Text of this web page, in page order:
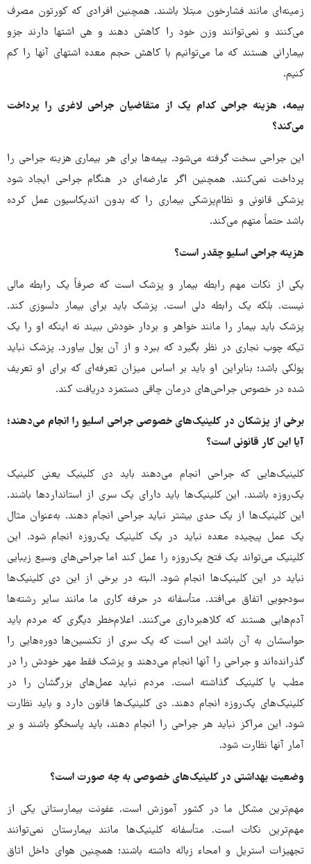
زمینه‌ای مانند فشارخون مبتلا باشند. همچنین افرادی که کورتون مصرف
می‌کنند و نمی‌توانند وزن خود را کاهش دهند و هی اشتها دارند جزو
بیمارانی هستند که ما می‌توانیم با کاهش حجم معده اشتهای آنها را کم
کنیم.
بیمه، هزینه جراحی کدام یک از متقاضیان جراحی لاغری را پرداخت
می‌کند؟
این جراحی سخت گرفته می‌شود. بیمه‌ها برای هر بیماری هزینه جراحی را
پرداخت نمی‌کنند. همچنین اگر عارضه‌ای در هنگام جراحی ایجاد شود
پزشکی قانونی و نظام‌پزشکی بیماری را که بدون اندیکاسیون عمل کرده
باشد حتماً متهم می‌کند.
هزینه جراحی اسلیو چقدر است؟
یکی از نکات مهم رابطه بیمار و پزشک است که صرفاً یک رابطه مالی
نیست. بلکه یک رابطه دلی است. پزشک باید برای بیمار دلسوزی کند.
پزشک باید بیمار را مانند خواهر و بردار خودش ببیند نه اینکه او را یک
تیکه چوب نجاری در نظر بگیرد که ببرد و از آن پول بیاورد. پزشک نباید
پولکی باشد؛ بنابراین او باید بر اساس میزان تعرفه‌ای که برای او تعریف
شده در خصوص جراحی‌های درمان چاقی دستمزد دریافت کند.
برخی از پزشکان در کلینیک‌های خصوصی جراحی اسلیو را انجام می‌دهند؛
آیا این کار قانونی است؟
کلینیک‌هایی که جراحی انجام می‌دهند باید دی کلینیک یعنی کلینیک
یک‌روزه باشند. این کلینیک‌ها باید دارای یک سری از استانداردها باشند.
این کلینیک‌ها از یک حدی بیشتر نباید جراحی انجام دهند. به‌عنوان مثال
یک عمل پیچیده معده نباید در یک کلینیک یک‌روزه انجام شود. این
کلینیک می‌تواند یک فتح یک‌روزه را عمل کند اما جراحی‌های وسیع زیبایی
نباید در این کلینیک‌ها انجام شود. البته در برخی از این دی کلینیک‌ها
سودجویی اتفاق می‌افتد. متأسفانه در حرفه کاری ما مانند سایر رشته‌ها
آدم‌هایی هستند که کلاهبرداری می‌کنند. اعلام‌خطر دیگری که مردم باید
حواسشان به آن باشد این است که یک سری از تکنسین‌ها دوره‌هایی را
گذرانده‌اند و جراحی را آنها انجام می‌دهند و پزشک فقط مهر خودش را در
مطب یا کلینیک گذاشته است. مردم نباید عمل‌های بزرگشان را در
کلینیک‌های یک‌روزه انجام دهند. دی کلینیک‌ها قانون دارد و باید نظارت
شود. این مراکز نباید هر جراحی را انجام دهند، باید پاسخگو باشند و بر
آمار آنها نظارت شود.
وضعیت بهداشتی در کلینیک‌های خصوصی به چه صورت است؟
مهم‌ترین مشکل ما در کشور آموزش است. عفونت بیمارستانی یکی از
مهم‌ترین نکات است. متأسفانه کلینیک‌ها مانند بیمارستان نمی‌توانند
تجهیزات استریل و امحاء زباله داشته باشند؛ همچنین هوای داخل اتاق